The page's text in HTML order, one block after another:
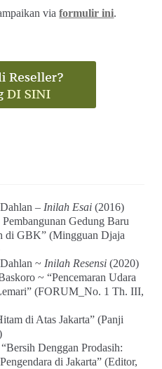
viaformulir ini.
– Inilah Esai(2016)
Gedung Baru
di GBK” (Mingguan Djaja
~ Inilah Resensi(2020)
~ “Pencemaran Udara
(FORUM_No. 1 Th. III,
di Atas Jakarta” (Panji
Denggan Prodasih:
di Jakarta” (Editor,